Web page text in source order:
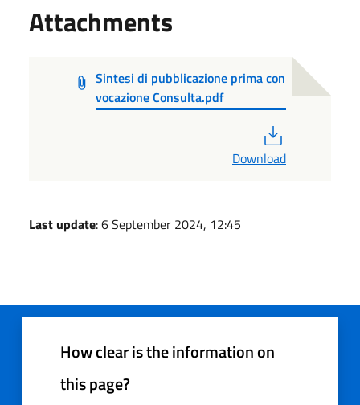
Attachments
Sintesi di pubblicazione prima con
vocazione Consulta.pdf
Download
Last update: 6 September 2024, 12:45
How clear is the information on
this page?